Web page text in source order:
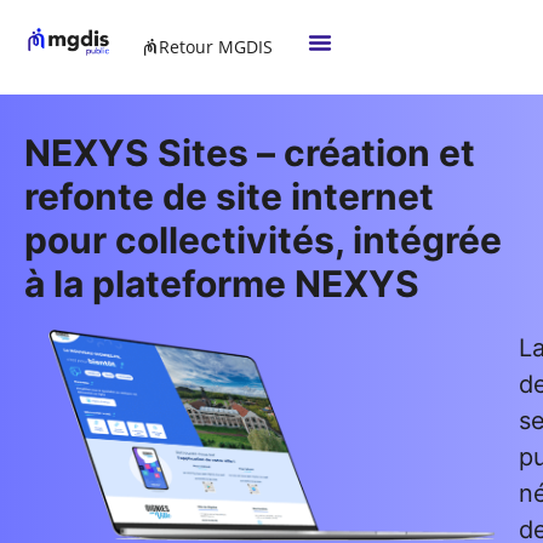
Retour MGDIS
NEXYS Sites – création et
refonte de site internet
pour collectivités, intégrée
à la plateforme NEXYS